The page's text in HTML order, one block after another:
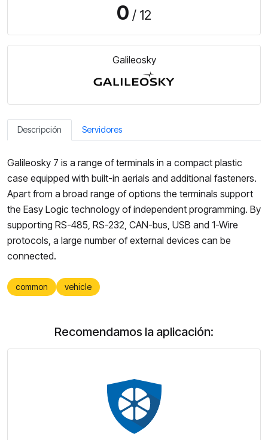
0 / 12
Galileosky
Descripción Servidores
Galileosky 7 is a range of terminals in a compact plastic
case equipped with built-in aerials and additional fasteners.
Apart from a broad range of options the terminals support
the Easy Logic technology of independent programming. By
supporting RS-485, RS-232, CAN-bus, USB and 1-Wire
protocols, a large number of external devices can be
connected.
common vehicle
Recomendamos la aplicación: